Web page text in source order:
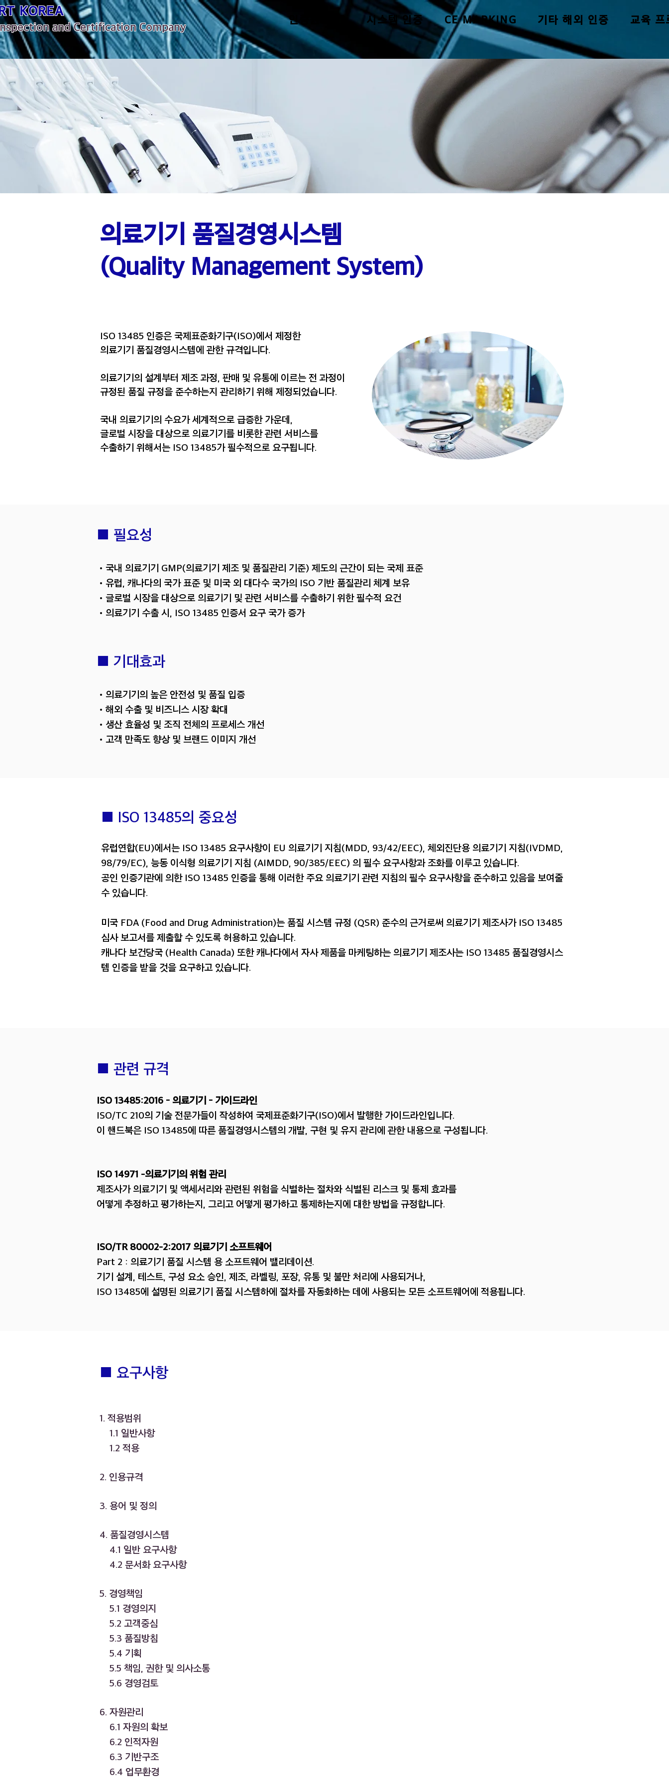
KOREA
and Certification Company 인증원 소개 시스템 인증 CE MARKING 기타 해외 인증 교육 프
의료기기 품질경영시스템
(Quality Management System)
ISO 13485 인증은 국제표준화기구(ISO)에서 제정한
의료기기 품질경영시스템에 관한 규격입니다.
의료기기의 설계부터 제조 과정, 판매 및 유통에 이르는 전 과정이
규정된 품질 규정을 준수하는지 관리하기 위해 제정되었습니다.
국내 의료기기의 수요가 세계적으로 급증한 가운데,
​글로벌 시장을 대상으로 의료기기를 비롯한 관련 서비스를
수출하기 위해서는 ISO 13485가 필수적으로 요구됩니다.
■ 필요성
•국내 의료기기 GMP(의료기기 제조 및 품질관리 기준) 제도의 근간이 되는 국제 표준
•유럽, 캐나다의 국가 표준 및 미국 외 대다수 국가의 ISO 기반 품질관리 체계 보유
•글로벌 시장을 대상으로 의료기기 및 관련 서비스를 수출하기 위한 필수적 요건
•의료기기 수출 시, ISO 13485 인증서 요구 국가 증가
■ 기대효과
•의료기기의 높은 안전성 및 품질 입증
•해외 수출 및 비즈니스 시장 확대
•생산 효율성 및 조직 전체의 프로세스 개선
•고객 만족도 향상 및 브랜드 이미지 개선
■ ISO 13485의 중요성
유럽연합(EU)에서는 ISO 13485 요구사항이 EU 의료기기 지침(MDD, 93/42/EEC), 체외진단용의료기기 지침(IVDMD,
98/79/EC), 능동 이식형 의료기기 지침 (AIMDD, 90/385/EEC) 의 필수 요구사항과 조화를 이루고 있습니다.
공인 인증기관에 의한 ISO 13485 인증을 통해 이러한 주요 의료기기 관련 지침의 필수 요구사항을 준수하고 있음을 보여줄
수 있습니다.
미국 FDA (Food and Drug Administration)는 품질 시스템 규정 (QSR) 준수의 근거로써 의료기기 제조사가 ISO 13485
심사 보고서를 제출할 수 있도록 허용하고 있습니다.
캐나다 보건당국 (Health Canada) 또한 캐나다에서 자사 제품을 마케팅하는 의료기기 제조사는 ISO 13485 품질경영시스
템 인증을 받을 것을 요구하고 있습니다.
■ 요구사항
1. 적용범위
1.1 일반사항
1.2 적용
2. 인용규격
3. 용어 및 정의
4. 품질경영시스템
4.1 일반 요구사항
4.2 문서화 요구사항
5. 경영책임
5.1 경영의지
5.2 고객중심
5.3 품질방침
5.4 기획
5.5 책임, 권한 및 의사소통
5.6 경영검토
6. 자원관리
6.1 자원의 확보
6.2 인적자원
6.3 기반구조
6.4 업무환경
■ 관련 규격
ISO 13485:2016 – 의료기기 – 가이드라인
ISO/TC 210의 기술 전문가들이 작성하여 국제표준화기구(ISO)에서 발행한 가이드라인입니다.
이 핸드북은 ISO 13485에 따른 품질경영시스템의 개발, 구현 및 유지 관리에 관한 내용으로 구성됩니다.
ISO 14971 -의료기기의 위험 관리
제조사가 의료기기 및 액세서리와 관련된 위험을 식별하는 절차와 식별된 리스크 및 통제 효과를
어떻게 추정하고 평가하는지, 그리고 어떻게 평가하고 통제하는지에 대한 방법을 규정합니다.
ISO/TR 80002-2:2017 의료기기 소프트웨어
Part 2 : 의료기기 품질 시스템 용 소프트웨어 밸리데이션.
기기 설계, 테스트, 구성 요소 승인, 제조, 라벨링, 포장, 유통 및 불만 처리에 사용되거나,
ISO 13485에 설명된 의료기기 품질 시스템하에 절차를 자동화하는 데에 사용되는 모든소프트웨어에 적용됩니다.